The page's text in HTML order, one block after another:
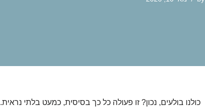
כולנו בולעים, נכון? זו פעולה כל כך בסיסית, כמעט בלתי